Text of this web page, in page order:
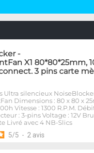
-
X1 80*80*25mm,
connect. 3 pins carte
Ultra silencieux
Dimensions : 80 x 80 x
Vitesse : 1300 R.P.M.
: 3-pins Voltage : 12V
Livré avec 4 NB-Slics
5/5 - 2 avis